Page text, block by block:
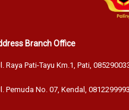
Branch Office
Raya Pati-Tayu Km.1, Pati,
Pemuda No. 07, Kendal,